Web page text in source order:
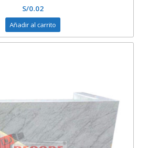
S/0.02
Añadir al carrito